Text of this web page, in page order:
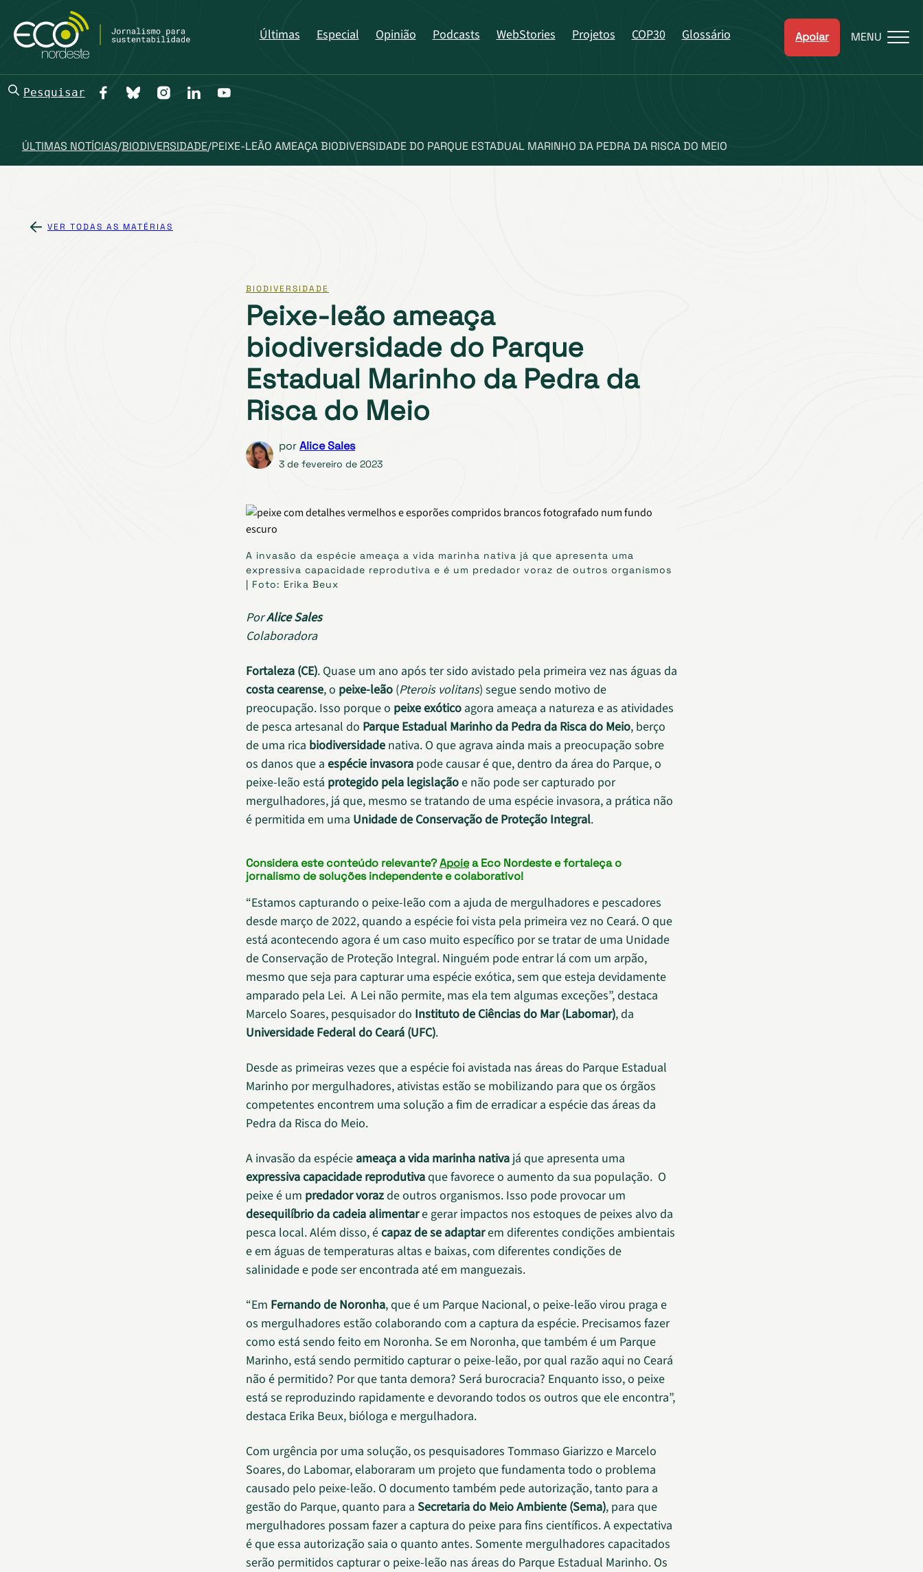
Últimas Especial Opinião Podcasts WebStories Projetos COP30 Glossário Apoiar MENU
Pesquisar
ÚLTIMAS NOTÍCIAS/BIODIVERSIDADE/PEIXE-LEÃO AMEAÇA BIODIVERSIDADE DO PARQUE ESTADUAL MARINHO DA PEDRA DA RISCA DO MEIO
VER TODAS AS MATÉRIAS
BIODIVERSIDADE
Peixe-leão ameaça
biodiversidade do Parque
Estadual Marinho da Pedra da
Risca do Meio
porAlice Sales
3 de fevereiro de 2023
A invasão da espécie ameaça a vida marinha nativa já que apresenta uma
expressiva capacidade reprodutiva e é um predador voraz de outros organismos
| Foto: Erika Beux
PorAlice Sales
Colaboradora
Fortaleza (CE). Quase um ano após ter sido avistado pela primeira vez nas águas da
costa cearense, o peixe-leão (Pterois volitans) segue sendo motivo de
preocupação. Isso porque o peixe exótico agora ameaça a natureza e as atividades
de pesca artesanal do Parque Estadual Marinho da Pedra da Risca do Meio, berço
de uma rica biodiversidade nativa. O que agrava ainda mais a preocupação sobre
os danos que a espécie invasora pode causar é que, dentro da área do Parque, o
peixe-leão está protegido pela legislaçãoe não pode ser capturado por
mergulhadores, já que, mesmo se tratando de uma espécie invasora, a prática não
é permitida em uma Unidade de Conservação de Proteção Integral.
Considera este conteúdo relevante?Apoiea Eco Nordeste e fortaleça o
jornalismo de soluções independente e colaborativo!
“Estamos capturando o peixe-leão com a ajuda de mergulhadores e pescadores
desde março de 2022, quando a espécie foi vista pela primeira vez no Ceará. O que
está acontecendo agora é um caso muito específico por se tratar de uma Unidade
de Conservação de Proteção Integral. Ninguém pode entrar lá com um arpão,
mesmo que seja para capturar uma espécie exótica, sem que esteja devidamente
amparado pela Lei. A Lei não permite, mas ela tem algumas exceções”, destaca
Marcelo Soares, pesquisador do Instituto de Ciências do Mar (Labomar), da
Universidade Federal do Ceará (UFC).
Desde as primeiras vezes que a espécie foi avistada nas áreas do Parque Estadual
Marinho por mergulhadores, ativistas estão se mobilizando para que os órgãos
competentes encontrem uma solução a fim de erradicar a espécie das áreas da
Pedra da Risca do Meio.
A invasão da espécie ameaça a vida marinha nativa já que apresenta uma
expressiva capacidade reprodutivaque favorece o aumento da sua população. O
peixe é um predador vorazde outros organismos. Isso pode provocar um
desequilíbrio da cadeia alimentare gerar impactos nos estoques de peixes alvo da
pesca local. Além disso, écapaz de se adaptarem diferentes condições ambientais
e em águas de temperaturas altas e baixas, com diferentes condições de
salinidade e pode ser encontrada até em manguezais.
“Em Fernando de Noronha, que é um Parque Nacional, o peixe-leão virou praga e
os mergulhadores estão colaborando com a captura da espécie. Precisamos fazer
como está sendo feito em Noronha. Se em Noronha, que também é um Parque
Marinho, está sendo permitido capturar o peixe-leão, por qual razão aqui no Ceará
não é permitido? Por que tanta demora? Será burocracia? Enquanto isso, o peixe
está se reproduzindo rapidamente e devorando todos os outros que ele encontra”,
destaca Erika Beux, bióloga e mergulhadora.
Com urgência por uma solução, os pesquisadores Tommaso Giarizzo e Marcelo
Soares, do Labomar, elaboraram um projeto que fundamenta todo o problema
causado pelo peixe-leão. O documento também pede autorização, tanto para a
gestão do Parque, quanto para a Secretaria do Meio Ambiente (Sema), para que
mergulhadores possam fazer a captura do peixe para fins científicos. A expectativa
é que essa autorização saia o quanto antes. Somente mergulhadores capacitados
serão permitidos capturar o peixe-leão nas áreas do Parque Estadual Marinho. Os